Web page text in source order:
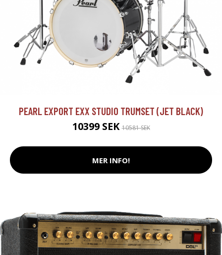
PEARL EXPORT EXX STUDIO TRUMSET (JET BLACK)
10399 SEK10581 SEK
MER INFO!